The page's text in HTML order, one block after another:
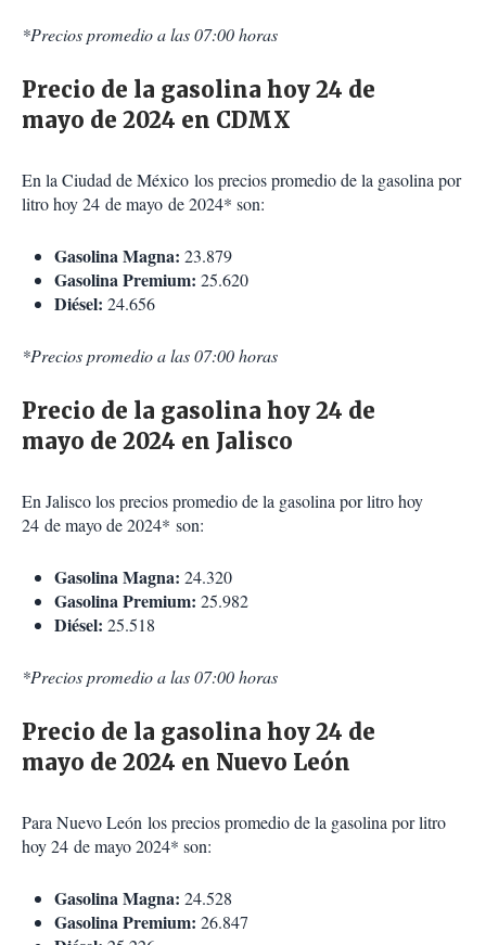
*Precios promedio a las 07:00 horas
Precio de la gasolina hoy 24 de
mayo de 2024 en CDMX
En la Ciudad de México los precios promedio de la gasolina por
litro hoy 24 de mayo de 2024* son:
Gasolina Magna: 23.879
Gasolina Premium: 25.620
Diésel: 24.656
*Precios promedio a las 07:00 horas
Precio de la gasolina hoy 24 de
mayo de 2024 en Jalisco
En Jalisco los precios promedio de la gasolina por litro hoy
24 de mayo de 2024* son:
Gasolina Magna: 24.320
Gasolina Premium: 25.982
Diésel: 25.518
*Precios promedio a las 07:00 horas
Precio de la gasolina hoy 24 de
mayo de 2024 en Nuevo León
Para Nuevo León los precios promedio de la gasolina por litro
hoy 24 de mayo 2024* son:
Gasolina Magna: 24.528
Gasolina Premium: 26.847